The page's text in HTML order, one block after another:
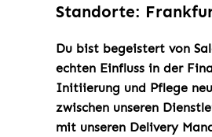
Standorte:
Du bist begeistert von
echten Einfluss in der
Initiierung und Pflege
zwischen unseren
mit unseren Delivery